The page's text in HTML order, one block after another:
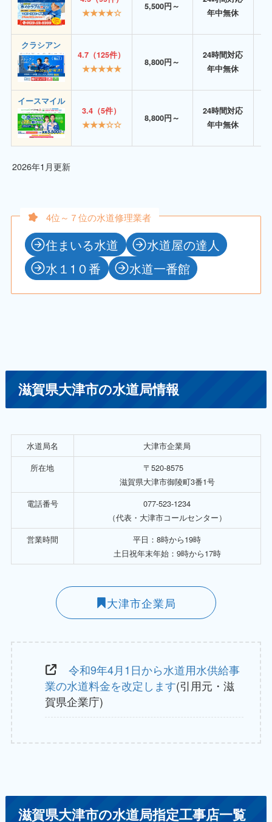
★★★★☆
5,500円～
年中無休
クラシアン
4.7（125件）
★★★★★
8,800円～
24時間対応
年中無休
イースマイル
3.4（5件）
★★★☆☆
8,800円～
24時間対応
年中無休
2026年1月更新
4位～７位の水道修理業者
住まいる水道
水道屋の達人
水１1０番
水道一番館
滋賀県大津市の水道局情報
水道局名
大津市企業局
所在地
〒520-8575
滋賀県大津市御陵町3番1号
電話番号
077-523-1234
（代表・大津市コールセンター）
営業時間
平日：8時から19時
土日祝年末年始：9時から17時
大津市企業局
令和9年4月1日から水道用水供給事
業の水道料金を改定します(引用元・滋
賀県企業庁)
滋賀県大津市の水道局指定工事店一覧